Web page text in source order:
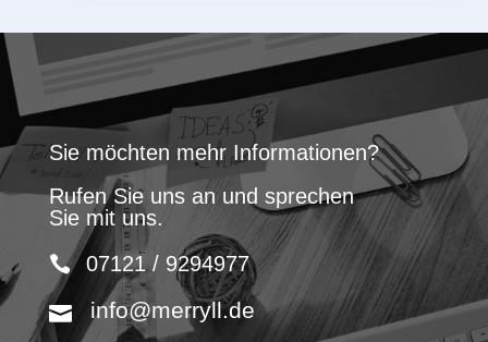
Sie möchten mehr Informationen?
Rufen Sie uns an und sprechen
Sie mit uns.
07121 / 9294977
info@merryll.de